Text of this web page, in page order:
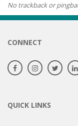
No trackback or
CONNECT
QUICK LINKS